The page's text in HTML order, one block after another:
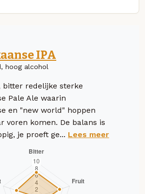
IPA
hoog alcohol
bitter redelijke sterke
Pale Ale waarin
en "new world" hoppen
voren komen. De balans is
je proeft ge... Lees meer